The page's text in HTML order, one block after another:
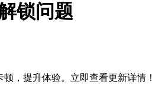
锁问题
，提升体验。立即查看更新详情！